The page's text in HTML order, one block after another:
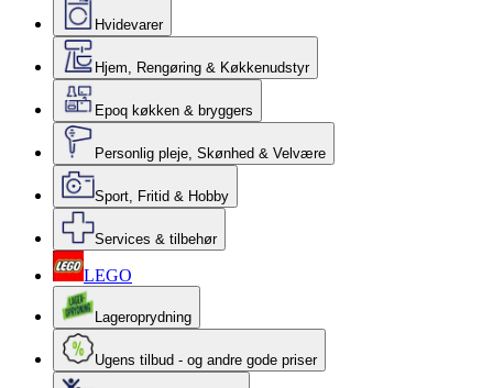
Hvidevarer
Hjem, Rengøring & Køkkenudstyr
Epoq køkken & bryggers
Personlig pleje, Skønhed & Velvære
Sport, Fritid & Hobby
Services & tilbehør
LEGO
Lageroprydning
Ugens tilbud - og andre gode priser